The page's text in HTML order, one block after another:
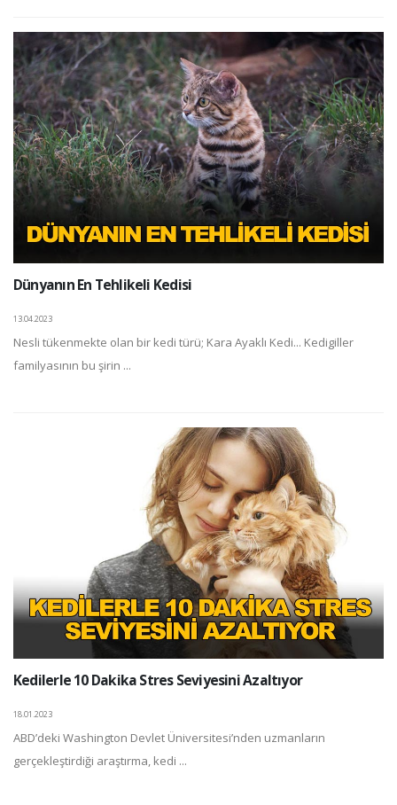
Dünyanın En Tehlikeli Kedisi
13.04.2023
Nesli tükenmekte olan bir kedi türü; Kara Ayaklı Kedi... Kedigiller
familyasının bu şirin ...
Kedilerle 10 Dakika Stres Seviyesini Azaltıyor
18.01.2023
ABD’deki Washington Devlet Üniversitesi’nden uzmanların
gerçekleştirdiği araştırma, kedi ...